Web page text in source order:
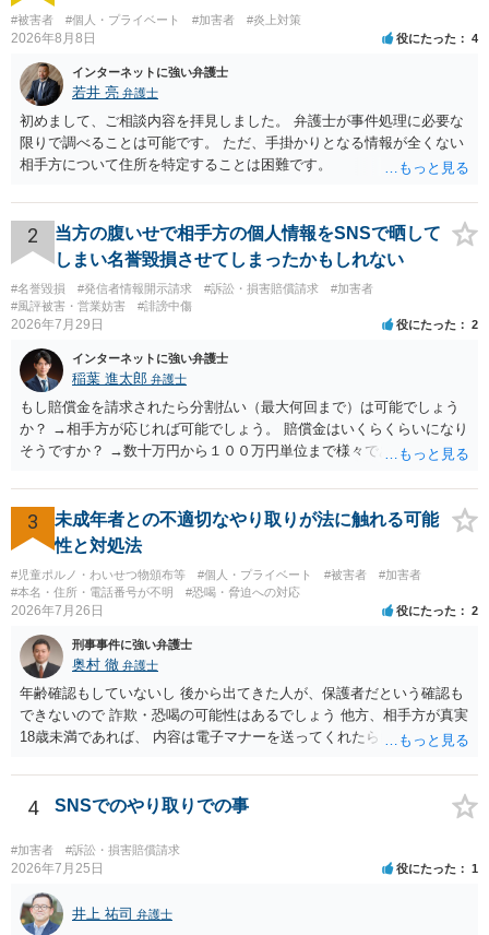
#被害者 #個人・プライベート #加害者 #炎上対策
2026年8月8日 役にたった 4
インターネットに強い弁護士
若井 亮 弁護士
初めまして、ご相談内容を拝見しました。 弁護士が事件処理に必要な
限りで調べることは可能です。 ただ、手掛かりとなる情報が全くない
相手方について住所を特定することは困難です。
2
当方の腹いせで相手方の個人情報をSNSで晒して
しまい名誉毀損させてしまったかもしれない
#名誉毀損 #発信者情報開示請求 #訴訟・損害賠償請求
#加害者
#風評被害・営業妨害
#誹謗中傷
2026年7月29日 役にたった 2
インターネットに強い弁護士
稲葉 進太郎 弁護士
もし賠償金を請求されたら分割払い（最大何回まで）は可能でしょう
か？ →相手方が応じれば可能でしょう。 賠償金はいくらくらいになり
そうですか？ →数十万円から１００万円単位まで様々であり、不明で
渉が行われ、双方合意に至れば支払が開始され、決裂して相手方が訴
訟提起を選択すれば訴訟の中で解決がなされる流れが通常です。
3
未成年者との不適切なやり取りが法に触れる可能
性と対処法
#児童ポルノ・わいせつ物頒布等 #個人・プライベート #被害者
#加害者
#本名・住所・電話番号が不明
#恐喝・脅迫への対応
2026年7月26日 役にたった 2
刑事事件に強い弁護士
奥村 徹 弁護士
年齢確認もしていないし 後から出てきた人が、保護者だという確認も
できないので 詐欺・恐喝の可能性はあるでしょう 他方、相手方が真実
18歳未満であれば、 内容は電子マナーを送ってくれたら自慰行為など
画の尺は10分ほど、服を着たままで胸を触って欲しい、などの要望を
して、要求された金額(1000円程度)の電子マネーを送信してしまいま
した。 そこから、撮影するまで暇なので顔の雰囲気の写真を交換して
欲しい、住んでいる都道府県と区を教えてと言われたので教えたりと
言ったやり取りをしていました。 というやりとりは、青少年条例違反
（わいせつ行為）の疑いがあります。18歳未満と知らなくても処罰可
能です。
4 SNSでのやり取りでの事
#加害者 #訴訟・損害賠償請求
2026年7月25日 役にたった 1
井上 祐司 弁護士